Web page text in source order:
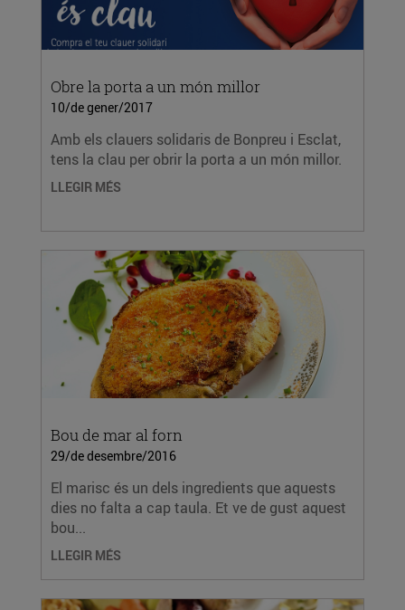
Obre la porta a un món millor
10/de gener/2017
Amb els clauers solidaris de Bonpreu i Esclat,
tens la clau per obrir la porta a un món millor.
LLEGIR MÉS
Bou de mar al forn
29/de desembre/2016
El marisc és un dels ingredients que aquests
dies no falta a cap taula. Et ve de gust aquest
bou...
LLEGIR MÉS